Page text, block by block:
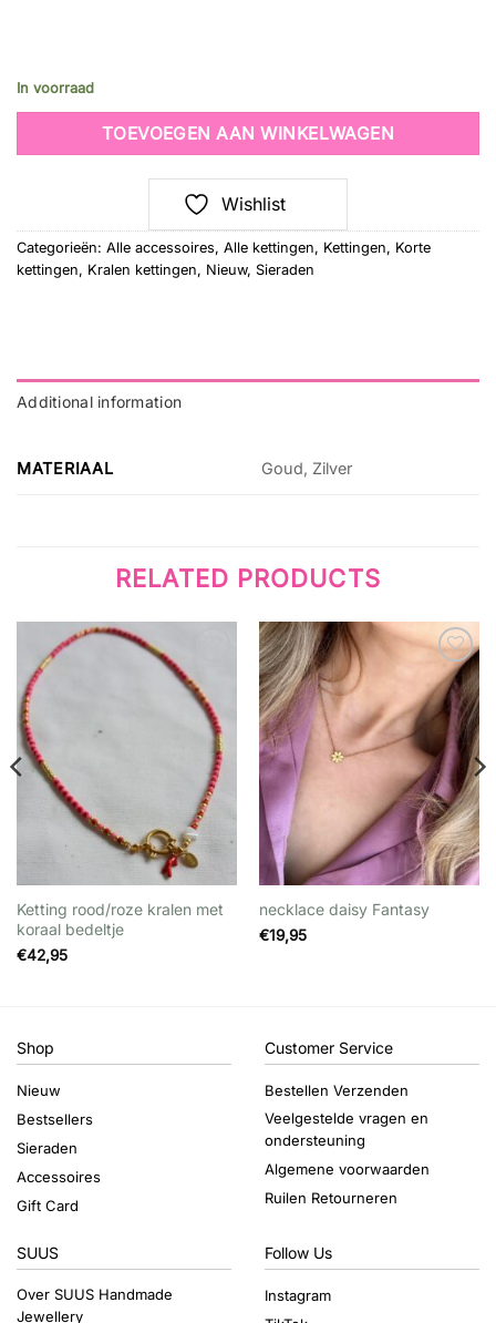
In voorraad
TOEVOEGEN AAN WINKELWAGEN
Wishlist
Categorieën: Alle accessoires, Alle kettingen, Kettingen, Korte
kettingen, Kralen kettingen, Nieuw, Sieraden
Additional information
MATERIAAL Goud, Zilver
RELATED PRODUCTS
Wishlist
Ketting rood/roze kralen met
koraal bedeltje
€42,95
Wishlist
necklace daisy Fantasy
€19,95
Shop
Nieuw
Bestsellers
Sieraden
Accessoires
Gift Card
Customer Service
Bestellen Verzenden
Veelgestelde vragen en
ondersteuning
Algemene voorwaarden
Ruilen Retourneren
SUUS
Over SUUS Handmade
Jewellery
Follow Us
Instagram